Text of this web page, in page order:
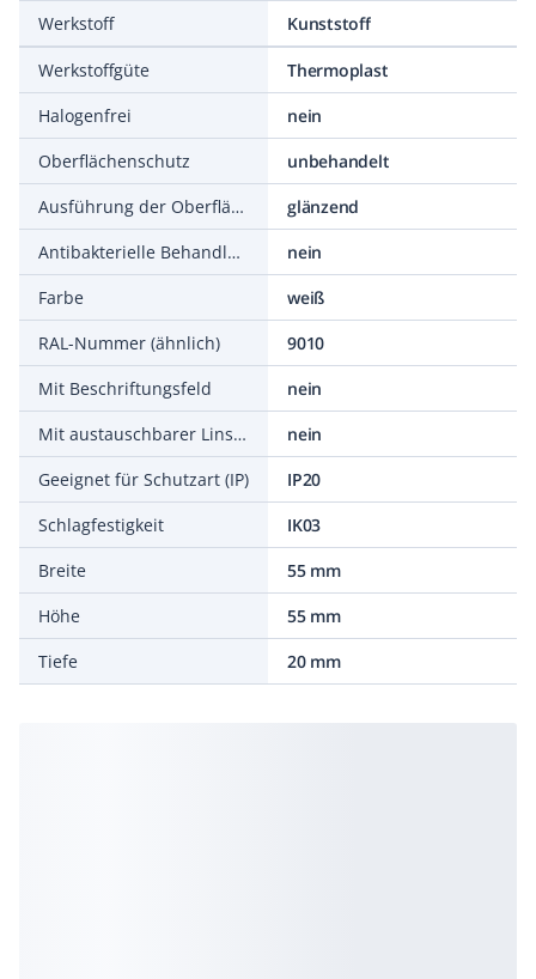
Werkstoff
Kunststoff
Werkstoffgüte
Thermoplast
Halogenfrei
nein
Oberflächenschutz
unbehandelt
Ausführung der Oberfläche
glänzend
Antibakterielle Behandlung
nein
Farbe
weiß
RAL-Nummer (ähnlich)
9010
Mit Beschriftungsfeld
nein
Mit austauschbarer Linse/Symbol
nein
Geeignet für Schutzart (IP)
IP20
Schlagfestigkeit
IK03
Breite
55 mm
Höhe
55 mm
Tiefe
20 mm